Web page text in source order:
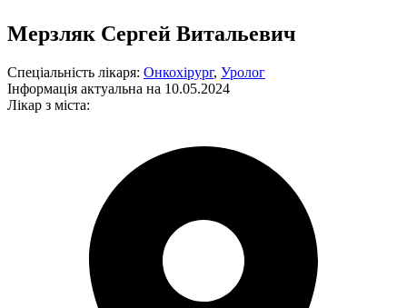
Мерзляк Сергей Витальевич
Спеціальність лікаря: Онкохірург, Уролог
Інформація актуальна на 10.05.2024
Лікар з міста: